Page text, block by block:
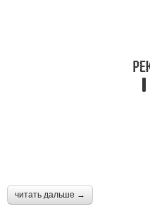
читать дальше →